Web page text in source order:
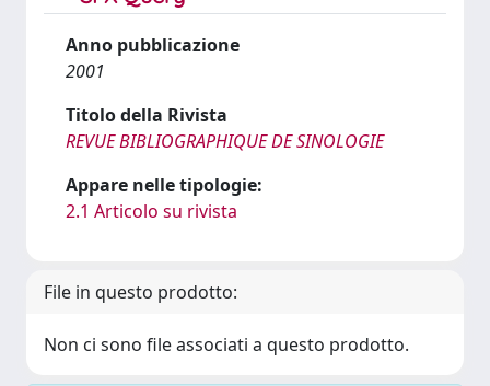
Anno pubblicazione
2001
Titolo della Rivista
REVUE BIBLIOGRAPHIQUE DE SINOLOGIE
Appare nelle tipologie:
2.1 Articolo su rivista
File in questo prodotto:
Non ci sono file associati a questo prodotto.